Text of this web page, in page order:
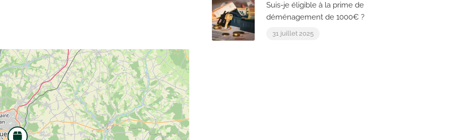
Suis-je éligible à la prime de
déménagement de 1000€ ?
31 juillet 2025